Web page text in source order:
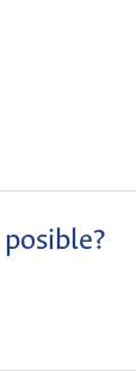
posible?